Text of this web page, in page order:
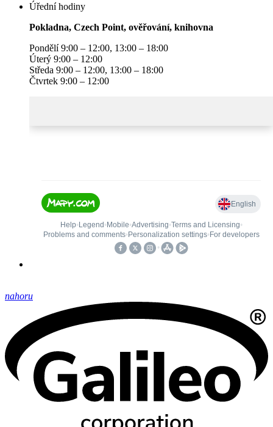
Úřední hodiny
Pokladna, Czech Point, ověřování, knihovna
Pondělí 9:00 – 12:00, 13:00 – 18:00
Úterý 9:00 – 12:00
Středa 9:00 – 12:00, 13:00 – 18:00
Čtvrtek 9:00 – 12:00
nahoru